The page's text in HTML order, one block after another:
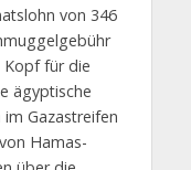
von 346
Kopf für die
ägyptische
Gazastreifen
Hamas-